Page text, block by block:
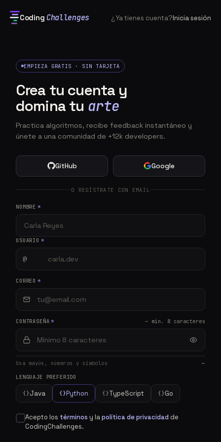
Coding Challenges ¿Ya tienes cuenta?Inicia sesión
EMPIEZA GRATIS · SIN TARJETA
Crea tu cuenta y
domina tu arte
Practica algoritmos, recibe feedback instantáneo y
únete a una comunidad de +12k developers.
GitHub Google
O REGÍSTRATE CON EMAIL
NOMBRE *
USUARIO *
@
CORREO *
CONTRASEÑA * — mín. 8 caracteres
Usa mayús, números y símbolos
—
LENGUAJE PREFERIDO
{}Java {}Python {}TypeScript {}Go
Acepto los términos y lapolítica de privacidad de
CodingChallenges.